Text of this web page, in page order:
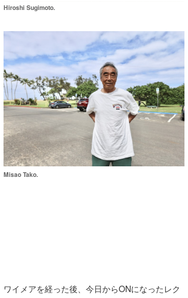
Hiroshi Sugimoto.
Misao Tako.
ワイメアを経った後、今日からONになったレク